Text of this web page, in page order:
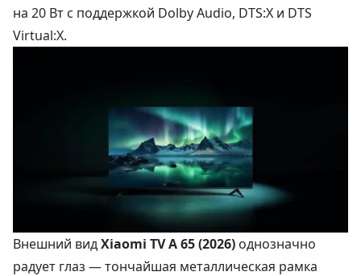
на 20 Вт с поддержкой Dolby Audio, DTS:X и DTS
Virtual:X.
Внешний видXiaomi TV A 65 (2026) однозначно
радует глаз — тончайшая металлическая рамка